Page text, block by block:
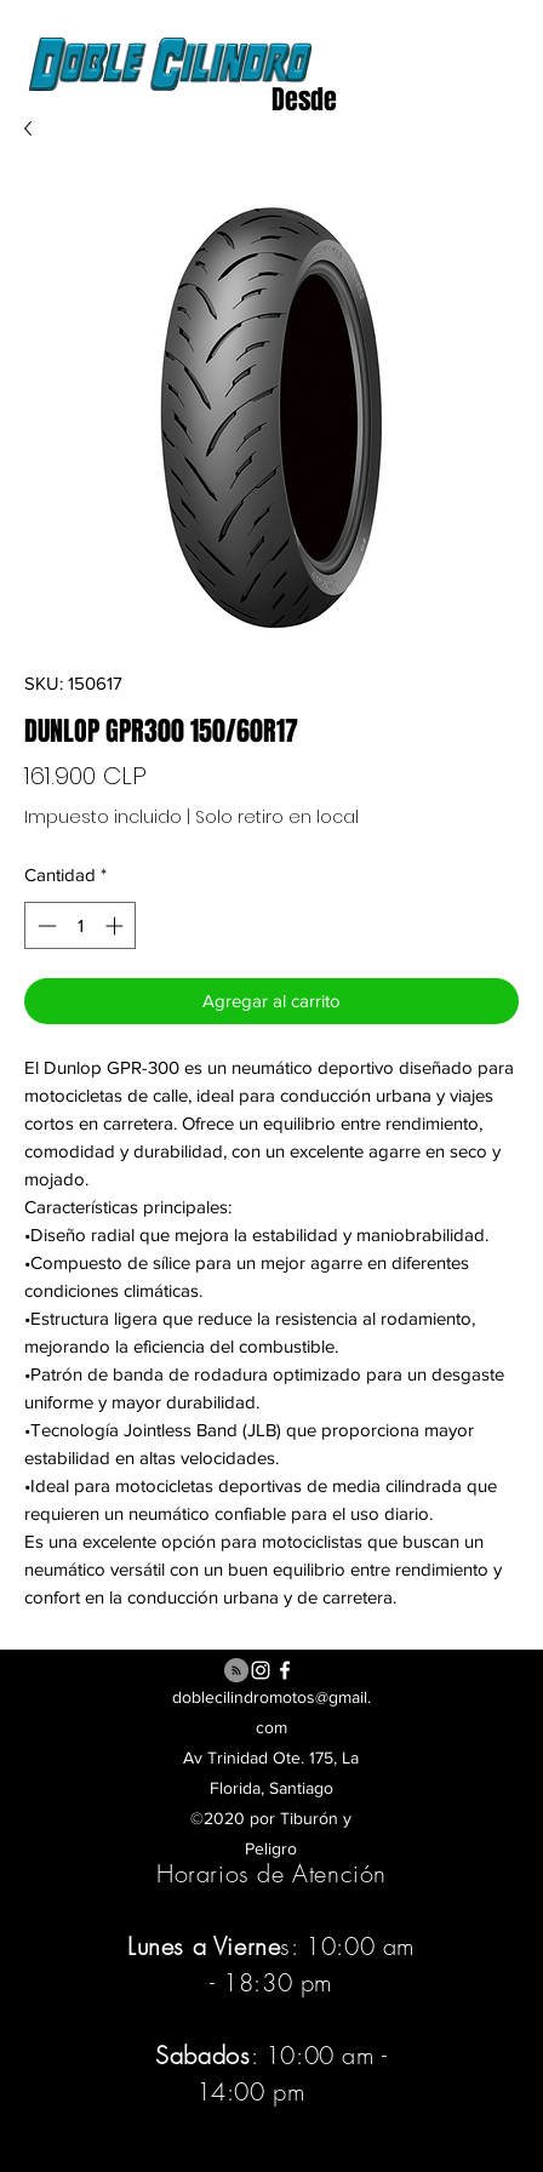
Desde
SKU: 150617
DUNLOP GPR300 150/60R17
161.900 CLP
Impuesto incluido Solo retiro en local
Cantidad *
Agregar al carrito
El Dunlop GPR-300 es un neumático deportivo diseñado para
motocicletas de calle, ideal para conducción urbana y viajes
cortos en carretera. Ofrece un equilibrio entre rendimiento,
comodidad y durabilidad, con un excelente agarre en seco y
mojado.
Características principales:
•Diseño radial que mejora la estabilidad y maniobrabilidad.
•Compuesto de sílice para un mejor agarre en diferentes
condiciones climáticas.
•Estructura ligera que reduce la resistencia al rodamiento,
mejorando la eficiencia del combustible.
•Patrón de banda de rodadura optimizado para un desgaste
uniforme y mayor durabilidad.
•Tecnología Jointless Band (JLB) que proporciona mayor
estabilidad en altas velocidades.
•Ideal para motocicletas deportivas de media cilindrada que
requieren un neumático confiable para el uso diario.
Es una excelente opción para motociclistas que buscan un
neumático versátil con un buen equilibrio entre rendimiento y
confort en la conducción urbana y de carretera.
doblecilindromotos@gmail.
com
Av Trinidad Ote. 175, La
Florida, Santiago
©2020 por Tiburón y
Peligro
Horarios de Atención
Lunes a Viernes: 10:00 am
- 18:30 pm
Sabados: 10:00 am -
14:00 pm